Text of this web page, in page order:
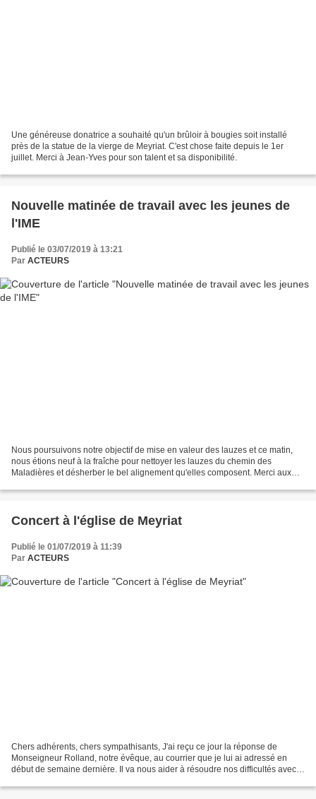
Une généreuse donatrice a souhaité qu'un brûloir à bougies soit installé
près de la statue de la vierge de Meyriat. C'est chose faite depuis le 1er
juillet. Merci à Jean-Yves pour son talent et sa disponibilité.
Nouvelle matinée de travail avec les jeunes de
l'IME
Publié le 03/07/2019 à 13:21
Par ACTEURS
Nous poursuivons notre objectif de mise en valeur des lauzes et ce matin,
nous étions neuf à la fraîche pour nettoyer les lauzes du chemin des
Maladières et désherber le bel alignement qu'elles composent. Merci aux
Concert à l'église de Meyriat
Publié le 01/07/2019 à 11:39
Par ACTEURS
Chers adhérents, chers sympathisants, J'ai reçu ce jour la réponse de
Monseigneur Rolland, notre évêque, au courrier que je lui ai adressé en
début de semaine dernière. Il va nous aider à résoudre nos difficultés avec